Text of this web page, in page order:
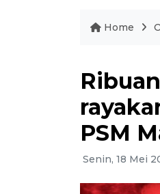
Home
PSM
Senin, 18 Mei